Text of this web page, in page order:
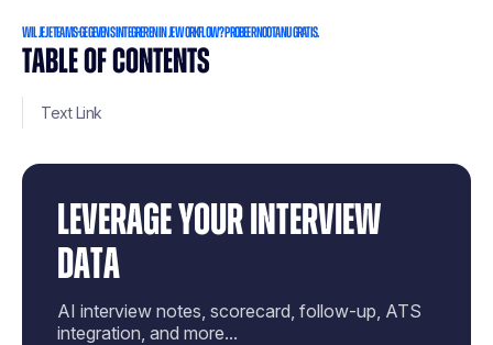
TABLE OF CONTENTS
Text Link
LEVERAGE YOUR INTERVIEW
DATA
AI interview notes, scorecard, follow-up, ATS
integration, and more...
Wil je je Teams-gegevens integreren in je workflow? Probeer Noota nu gratis.